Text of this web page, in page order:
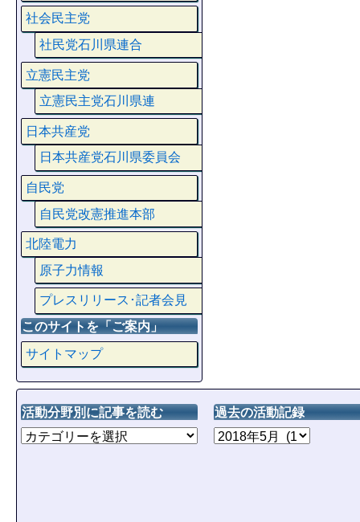
社会民主党
社民党石川県連合
立憲民主党
立憲民主党石川県連
日本共産党
日本共産党石川県委員会
自民党
自民党改憲推進本部
北陸電力
原子力情報
プレスリリース･記者会見
このサイトを「ご案内」
サイトマップ
活動分野別に記事を読む 過去の活動記録